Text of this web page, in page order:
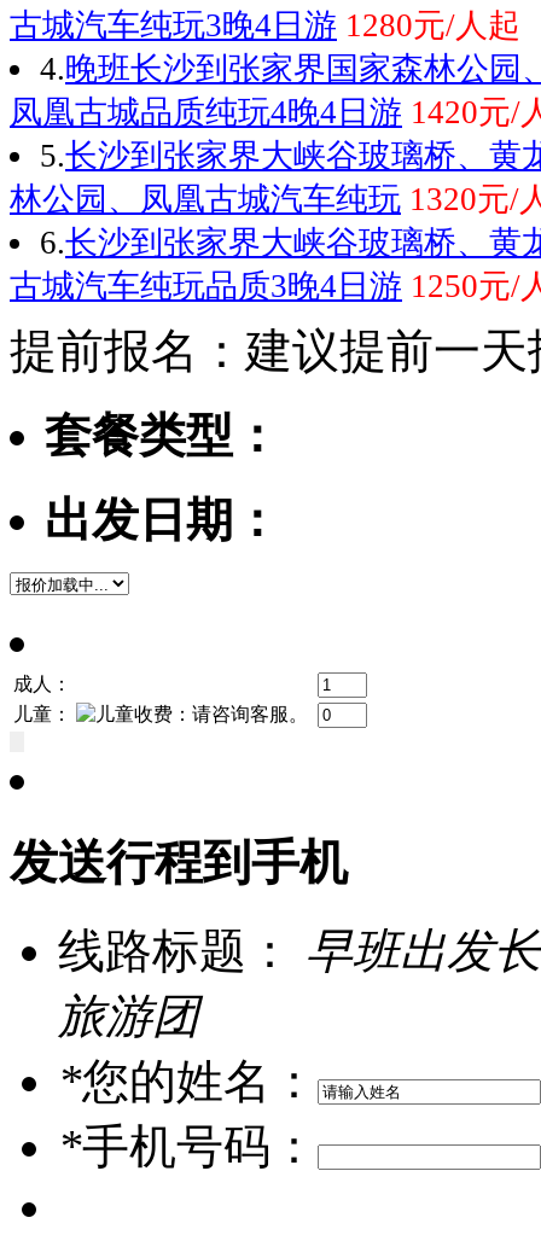
古城汽车纯玩3晚4日游 1280元/人起
4.晚班长沙到张家界国家森林公园
凤凰古城品质纯玩4晚4日游 1420元/
5.长沙到张家界大峡谷玻璃桥、黄
林公园、凤凰古城汽车纯玩 1320元/
6.长沙到张家界大峡谷玻璃桥、黄
古城汽车纯玩品质3晚4日游 1250元/
提前报名：建议提前一天
套餐类型：
出发日期：
成人：
儿童：
发送行程到手机
线路标题：
早班出发
旅游团
*您的姓名：
*手机号码：